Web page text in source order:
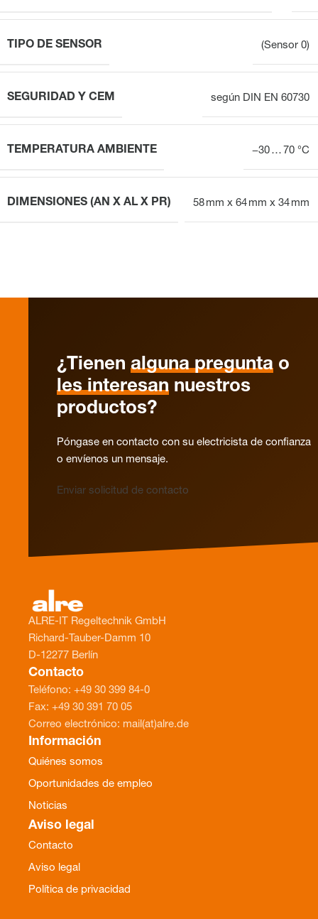
TIPO DE SENSOR (Sensor 0)
SEGURIDAD Y CEM según DIN EN 60730
TEMPERATURA AMBIENTE −30 … 70 °C
DIMENSIONES (AN X AL X PR) 58 mm x 64 mm x 34 mm
¿Tienen alguna pregunta o
les interesan nuestros
productos?
Póngase en contacto con su electricista de confianza
o envíenos un mensaje.
Enviar solicitud de contacto
ALRE-IT Regeltechnik GmbH
Richard-Tauber-Damm 10
D-12277 Berlín
Contacto
Teléfono: +49 30 399 84-0
Fax: +49 30 391 70 05
Correo electrónico: mail(at)alre.de
Información
Quiénes somos
Oportunidades de empleo
Noticias
Aviso legal
Contacto
Aviso legal
Política de privacidad